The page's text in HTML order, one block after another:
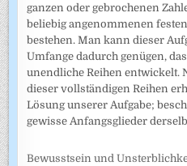
ganzen oder gebrochenen
beliebig angenommenen
bestehen. Man kann dieser
Umfange dadurch genügen,
unendliche Reihen entwickelt.
dieser vollständigen Reihen
Lösung unserer Aufgabe;
gewisse Anfangsglieder
Bewusstsein und